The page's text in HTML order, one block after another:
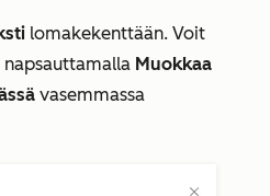
lomakekenttään. Voit
Muokkaa
vasemmassa